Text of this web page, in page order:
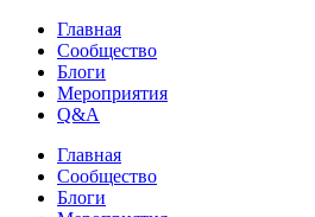
Главная
Сообщество
Блоги
Мероприятия
Q&A
Главная
Сообщество
Блоги